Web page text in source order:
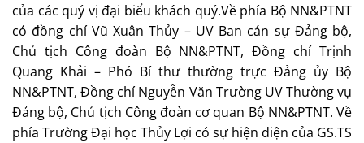
của các quý vị đại biểu khách quý.Về phía Bộ NN&PTNT
có đồng chí Vũ Xuân Thủy – UV Ban cán sự Đảng bộ,
Chủ tịch Công đoàn Bộ NN&PTNT, Đồng chí Trịnh
Quang Khải – Phó Bí thư thường trực Đảng ủy Bộ
NN&PTNT, Đồng chí Nguyễn Văn Trường UV Thường vụ
Đảng bộ, Chủ tịch Công đoàn cơ quan Bộ NN&PTNT. Về
phía Trường Đại học Thủy Lợi có sự hiện diện của GS.TS